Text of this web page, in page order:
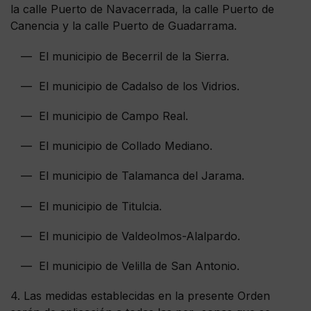
la calle Puerto de Navacerrada, la calle Puerto de
Canencia y la calle Puerto de Guadarrama.
— El municipio de Becerril de la Sierra.
— El municipio de Cadalso de los Vidrios.
— El municipio de Campo Real.
— El municipio de Collado Mediano.
— El municipio de Talamanca del Jarama.
— El municipio de Titulcia.
— El municipio de Valdeolmos-Alalpardo.
— El municipio de Velilla de San Antonio.
4. Las medidas establecidas en la presente Orden